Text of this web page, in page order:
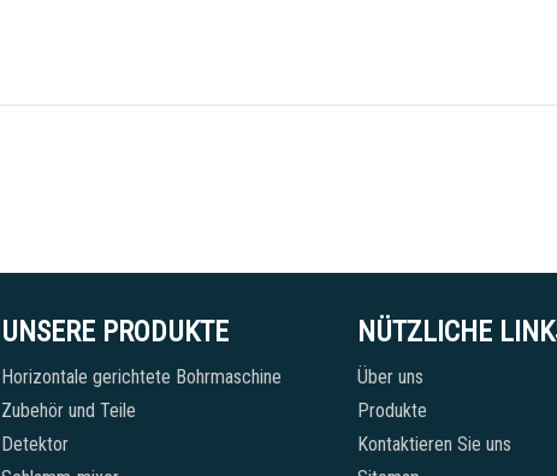
UNSERE PRODUKTE
Horizontale gerichtete Bohrmaschine
Zubehör und Teile
Detektor
NÜTZLICHE
Über uns
Produkte
Kontaktieren Sie uns